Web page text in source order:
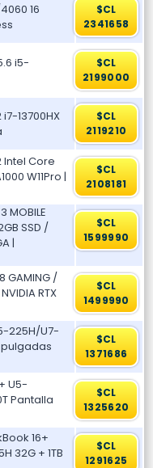
16
$CL
2341658
i5-
$CL
2199000
13700HX
$CL
2119210
Intel Core
W11Pro |
$CL
2108181
MOBILE
SSD /
|
$CL
1599990
GAMING /
RTX
$CL
1499990
225H/U7-
pulgadas
$CL
1371686
U5-
Pantalla
$CL
1325620
16+
32G + 1TB
$CL
1291625